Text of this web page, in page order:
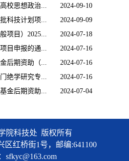
校思想政治...
2024-09-10
科技计划项...
2024-09-09
项目）2025...
2024-07-18
目申报的通...
2024-07-16
后期资助（...
2024-07-16
绝学研究专...
2024-07-16
金后期资助...
2024-07-04
院科技处 版权所有
区红桥街1号，邮编:641100
sfkyc@163.com